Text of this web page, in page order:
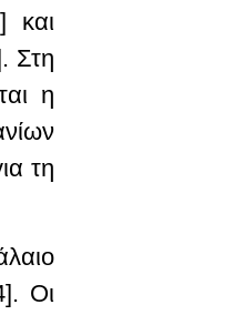
και
Στη
η
τη
Οι